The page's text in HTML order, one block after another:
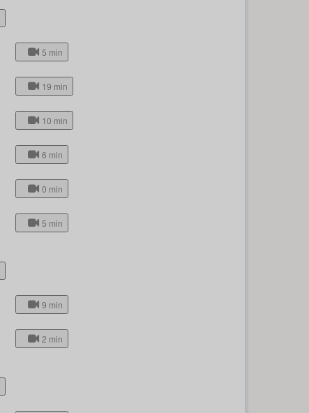
5 min
19 min
10 min
6 min
0 min
5 min
9 min
2 min